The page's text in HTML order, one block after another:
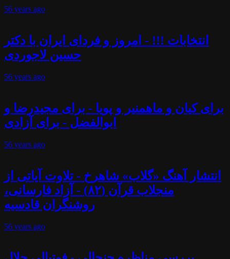
56 years ago
انتخابات !!! - امروز و فردای ایران با دکتر
حسین لاجوردی
56 years ago
برای کیان و ماهمنیر و پویا - برای مجیدرضا و
ابوالفضل - برای آزادی
56 years ago
انتشار آهنگ «گلاب» شاهرخ - تلاوت آیاتی از
منجلاب قرآن (۸۲) - آزاد فارسانی،
روشنگران قادسیه
56 years ago